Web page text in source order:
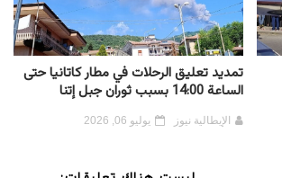
تمديد تعليق الرحلات في مطار كاتانيا حتى
الساعة 14:00 بسبب ثوران جبل إتنا
الإيطالية نيوز يوليو 06, 2026